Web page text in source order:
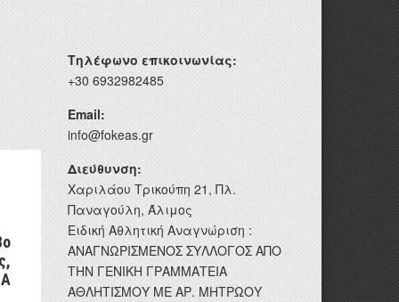
Τηλέφωνο επικοινωνίας:
+30 6932982485
Email:
info@fokeas.gr
Διεύθυνση:
Χαριλάου Τρικούπη 21, Πλ.
Παναγούλη, Άλιμος
Ειδική Αθλητική Αναγνώριση :
ΑΝΑΓΝΩΡΙΣΜΕΝΟΣ ΣΥΛΛΟΓΟΣ ΑΠΟ
ΤΗΝ ΓΕΝΙΚΗ ΓΡΑΜΜΑΤΕΙΑ
ΑΘΛΗΤΙΣΜΟΥ ΜΕ ΑΡ. ΜΗΤΡΩΟΥ